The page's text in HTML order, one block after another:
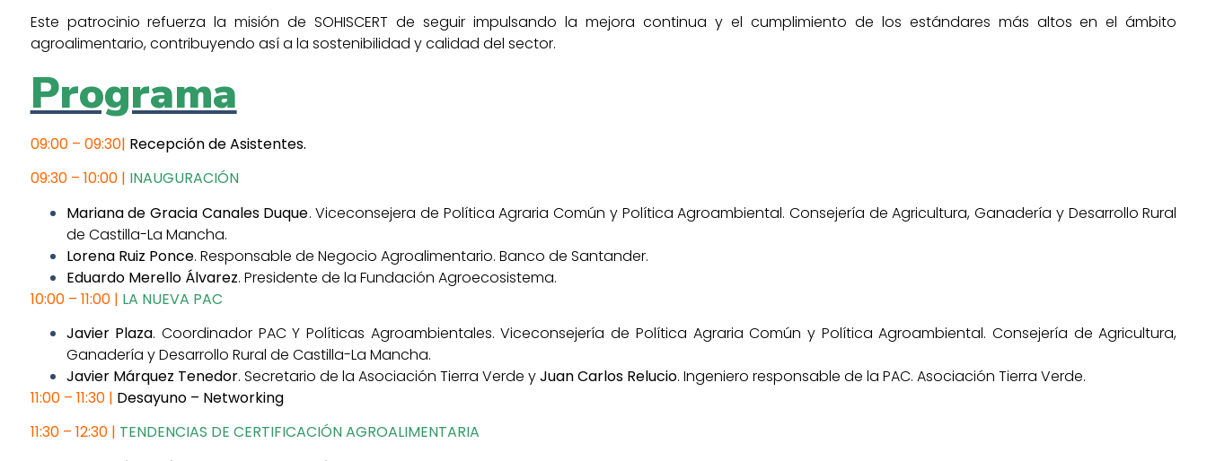
Este patrocinio refuerza la misión de SOHISCERT de seguir impulsando la mejora continua y el cumplimiento de los estándares más altos en el ámbito
agroalimentario, contribuyendo así a la sostenibilidad y calidad del sector.
Programa
09:00 – 09:30| Recepción de Asistentes.
09:30 – 10:00 | INAUGURACIÓN
Mariana de Gracia Canales Duque.Viceconsejera de Política Agraria Común y Política Agroambiental. Consejería de Agricultura, Ganadería y Desarrollo Rural
de Castilla-La Mancha.
Lorena Ruiz Ponce. Responsable de Negocio Agroalimentario. Banco de Santander.
Eduardo Merello Álvarez. Presidente de la Fundación Agroecosistema.
10:00 – 11:00 | LA NUEVA PAC
Javier Plaza. Coordinador PAC Y Políticas Agroambientales. Viceconsejería de Política Agraria Común y Política Agroambiental. Consejería de Agricultura,
Ganadería y Desarrollo Rural de Castilla-La Mancha.
Javier Márquez Tenedor. Secretario de la Asociación Tierra Verde yJuan Carlos Relucio. Ingeniero responsable de la PAC. Asociación Tierra Verde.
11:00 – 11:30 | Desayuno – Networking
11:30 – 12:30 | TENDENCIAS DE CERTIFICACIÓN AGROALIMENTARIA